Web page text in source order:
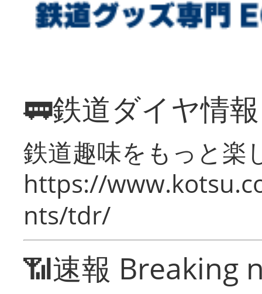
🚃鉄道ダイヤ情
鉄道趣味をもっと楽
https://
nts/tdr/
📶速報 Breaking